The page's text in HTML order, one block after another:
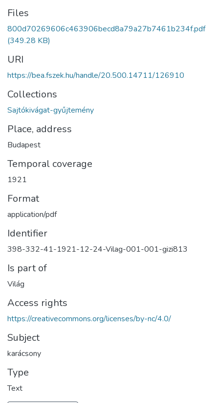
Files
800d70269606c463906becd8a79a27b7461b234f.pdf
(349.28 KB)
URI
https://bea.fszek.hu/handle/20.500.14711/126910
Collections
Sajtókivágat-gyűjtemény
Place, address
Budapest
Temporal coverage
1921
Format
application/pdf
Identifier
398-332-41-1921-12-24-Vilag-001-001-gizi813
Is part of
Világ
Access rights
https://creativecommons.org/licenses/by-nc/4.0/
Subject
karácsony
Type
Text